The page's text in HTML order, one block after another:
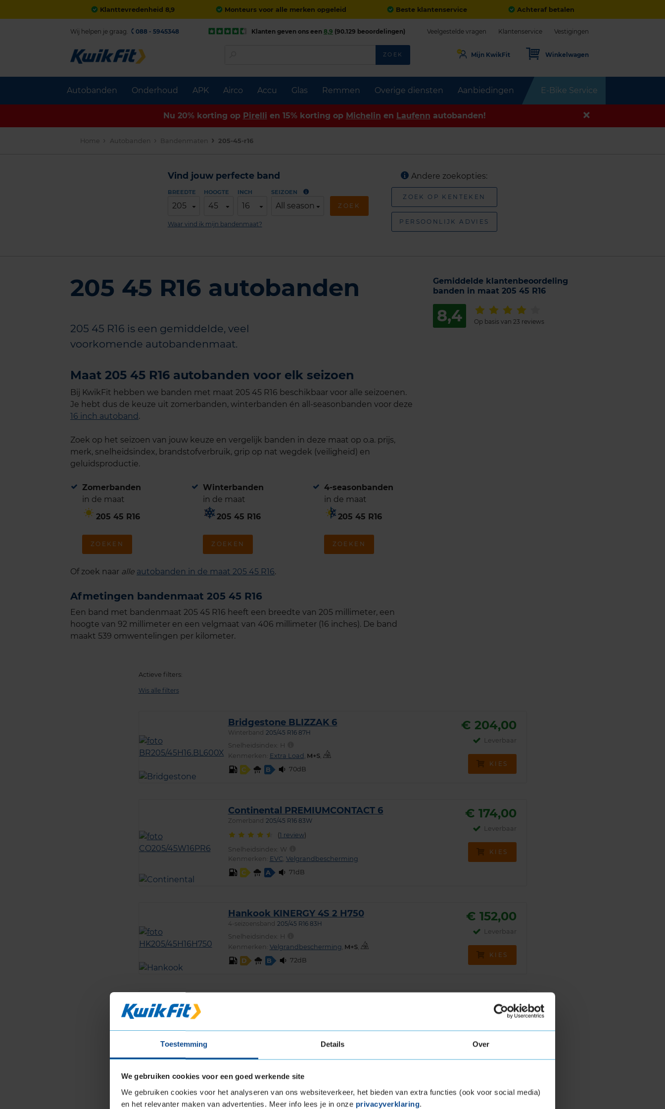
Toestemming Details Over
We gebruiken cookies voor een goed werkende site
We gebruiken cookies voor het analyseren van ons websiteverkeer, het bieden van extra functies (ook voor social media)
en het relevanter maken van advertenties. Meer info lees je in onze privacyverklaring.
Klanttevredenheid 8,9 Monteurs voor alle merken opgeleid Beste klantenservice Achteraf betalen
Autobanden Onderhoud APK Airco Accu Glas Remmen Overige diensten Aanbiedingen E-Bike Service
Wij helpen je graag. 088 - 5945348 Klanten geven ons een 8,9 (90.129 beoordelingen) Veelgestelde vragen Klantenservice Vestigingen
ZOEK Mijn KwikFit Winkelwagen
Nu 20% korting op Pirelli en 15% korting op Michelin en Laufenn autobanden!
Home Autobanden Bandenmaten 205-45-r16
Vind jouw perfecte band
BREEDTE
205
HOOGTE
45
INCH
16
SEIZOEN
All season ZOEK
Waar vind ik mijn bandenmaat?
Andere zoekopties:
ZOEK OP KENTEKEN
PERSOONLIJK ADVIES
205 45 R16 autobanden
205 45 R16 is een gemiddelde, veel
voorkomende autobandenmaat.
Maat 205 45 R16 autobanden voor elk seizoen
Bij KwikFit hebben we banden met maat 205 45 R16 beschikbaar voor alle seizoenen.
Je hebt dus de keuze uit zomerbanden, winterbanden én all-seasonbanden voor deze
16 inch autoband .
Zoek op het seizoen van jouw keuze en vergelijk banden in deze maat op o.a. prijs,
merk, snelheidsindex, brandstofverbruik, grip op nat wegdek (veiligheid) en
geluidsproductie.
Zomerbanden
in de maat
205 45 R16
ZOEKEN
Winterbanden
in de maat
205 45 R16
ZOEKEN
4-seasonbanden
in de maat
205 45 R16
ZOEKEN
Of zoek naar alle autobanden in de maat 205 45 R16.
Afmetingen bandenmaat 205 45 R16
Een band met bandenmaat 205 45 R16 heeft een breedte van 205 millimeter, een
hoogte van 92 millimeter en een velgmaat van 406 millimeter (16 inches). De band
maakt 539 omwentelingen per kilometer.
Gemiddelde klantenbeoordeling
banden in maat 205 45 R16
8,4 Op basis van 23 reviews
Actieve filters:
Wis alle filters
Bridgestone BLIZZAK 6
Winterband 205/45 R16 87H
Snelheidsindex: H
Kenmerken: Extra Load ,
,
C
B 70dB
€ 204,00
Leverbaar
KIES
Continental PREMIUMCONTACT 6
Zomerband 205/45 R16 83W
(1 review)
Snelheidsindex: W
Kenmerken: EVC, Velgrandbescherming
C
A 71dB
€ 174,00
Leverbaar
KIES
Hankook KINERGY 4S 2 H750
4-seizoensband 205/45 R16 83H
Snelheidsindex: H
Kenmerken: Velgrandbescherming,
,
D
B 72dB
€ 152,00
Leverbaar
KIES
,
C
B 70dB
€ 183,00
Leverbaar
Continental WINTERCONTACT